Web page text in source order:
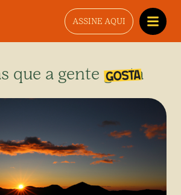
ASSINE AQUI
que a gente gosta